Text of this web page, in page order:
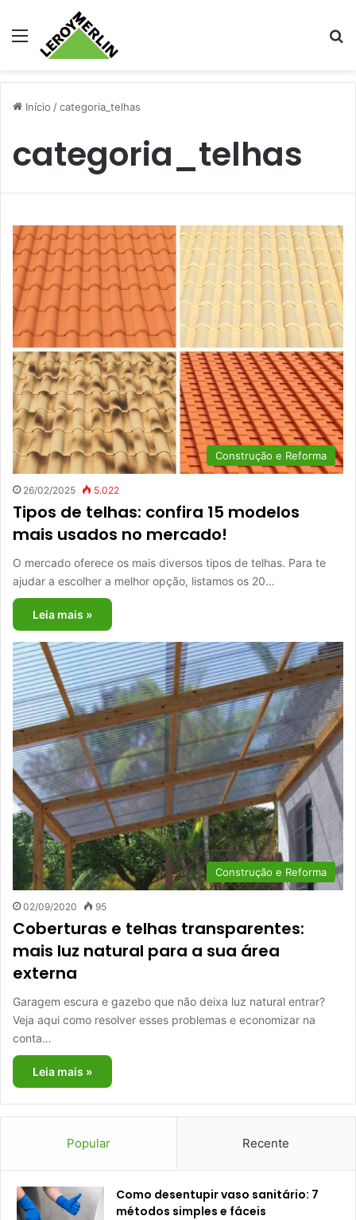
Menu
Início /categoria_telhas
categoria_telhas
Construção e Reforma
26/02/2025 5.022
Tipos de telhas: confira 15 modelos
mais usados no mercado!
O mercado oferece os mais diversos tipos de telhas. Para te
ajudar a escolher a melhor opção, listamos os 20…
Leia mais »
Construção e Reforma
02/09/2020 95
Coberturas e telhas transparentes:
mais luz natural para a sua área
externa
Garagem escura e gazebo que não deixa luz natural entrar?
Veja aqui como resolver esses problemas e economizar na
conta…
Leia mais »
Popular Recente
Como desentupir vaso sanitário: 7
métodos simples e fáceis